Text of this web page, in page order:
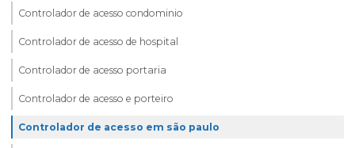
Controlador de acesso condominio
Controlador de acesso de hospital
Controlador de acesso portaria
Controlador de acesso e porteiro
Controlador de acesso em são paulo